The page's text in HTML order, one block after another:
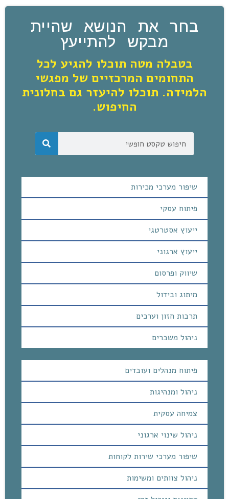
בחר את הנושא שהיית
מבקש להתייעץ
בטבלה מטה תוכלו להגיע לכל
התחומים המרכזיים של מפגשי
הלמידה. תוכלו להיעזר גם בחלונית
החיפוש.
שיפור מערכי מכירות
פיתוח עסקי
ייעוץ אסטרטגי
ייעוץ ארגוני
שיווק ופרסום
מיתוג ובידול
תרבות חזון וערכים
ניהול משברים
פיתוח מנהלים ועובדים
ניהול ומנהיגות
צמיחה עסקית
ניהול שינוי ארגוני
שיפור מערכי שירות לקוחות
ניהול צוותים ומשימות